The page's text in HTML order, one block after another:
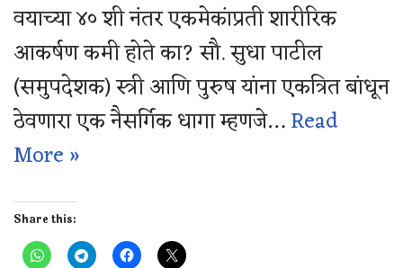
वयाच्या ४० शी नंतर एकमेकांप्रती शारीरिक
आकर्षण कमी होते का? सौ. सुधा पाटील
(समुपदेशक) स्त्री आणि पुरुष यांना एकत्रित बांधून
ठेवणारा एक नैसर्गिक धागा म्हणजे…Read
More »
Share this: